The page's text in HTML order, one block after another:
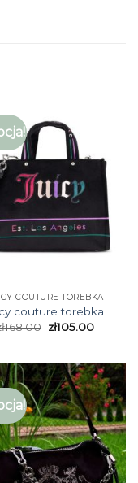
COUTURE TOREBKA
couture torebka
168.00 zł105.00